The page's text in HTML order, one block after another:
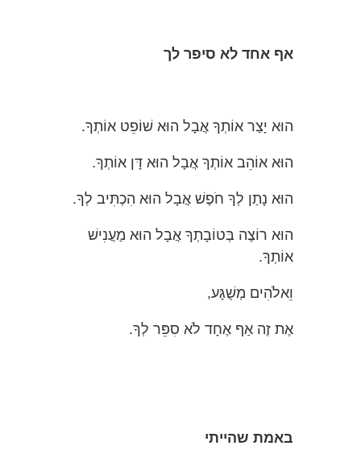
אף אחד לא סיפר לך
הוּא יָצַר אוֹתְךָ אֲבָל הוּא שׁוֹפֵט אוֹתְךָ.
הוּא אוֹהֵב אוֹתְךָ אֲבָל הוּא דָּן אוֹתְךָ.
הוּא נָתַן לְךָ חֹפֶשׁ אֲבָל הוּא הִכְתִּיב לְךָ.
הוּא רוֹצֶה בְּטוֹבָתְךָ אֲבָל הוּא מַעֲנִישׁ
אוֹתְךָ.
וֵאלֹהִים מְשֻׁגָּע,
אֶת זֶה אַף אֶחָד לֹא סִפֵּר לְךָ.
באמת שהייתי